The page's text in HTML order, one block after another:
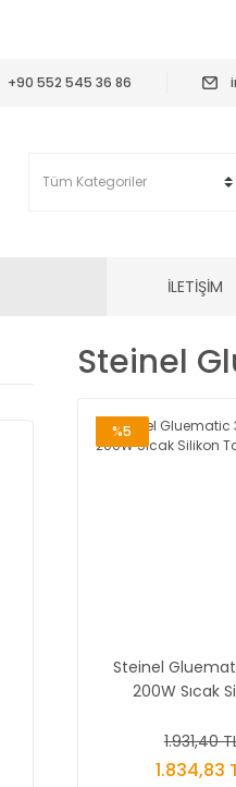
+90 552 545 36 86
İLETİŞİM
Steinel
%5
Steinel
200W Sıcak
1.931,40
1.834,83